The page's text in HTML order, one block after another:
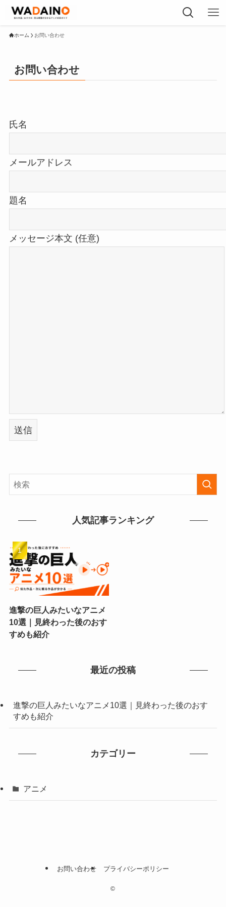
ホーム お問い合わせ
お問い合わせ
氏名
メールアドレス
題名
メッセージ本文 (任意)
人気記事ランキング
進撃の巨人みたいなアニメ
10選｜見終わった後のおす
すめも紹介
最近の投稿
進撃の巨人みたいなアニメ10選｜見終わった後のおす
すめも紹介
カテゴリー
アニメ
お問い合わせ プライバシーポリシー
©